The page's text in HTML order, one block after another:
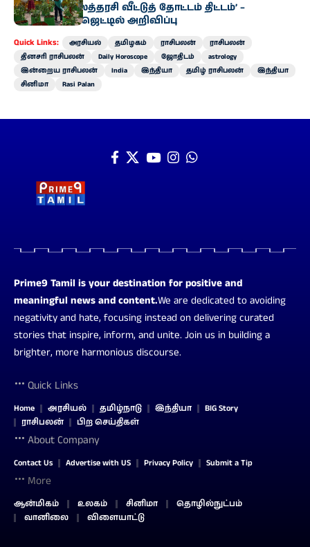
‘வெற்றி இல்லத்தரசி வீட்டுத் தோட்டம் திட்டம்’ –
வேளாண் பட்ஜெட்டில் அறிவிப்பு
Quick Links: அரசியல் தமிழகம் ராசிபலன்
ராசிபலன்
தினசரி ராசிபலன்
Daily Horoscope ஜோதிடம்
astrology
இன்றைய ராசிபலன்
India இந்தியா தமிழ் ராசிபலன்
இந்தியா
சினிமா
Rasi Palan
Prime9 Tamil is your destination for positive and
meaningful news and content.We are dedicated to avoiding
negativity and hate, focusing instead on delivering curated
stories that inspire, inform, and unite. Join us in building a
brighter, more harmonious discourse.
Quick Links
Home அரசியல் தமிழ்நாடு இந்தியா
BIG Story
ராசிபலன்
பிற செய்திகள்
About Company
Contact Us Advertise with US Privacy Policy Submit a Tip
More
ஆன்மிகம் உலகம் சினிமா
தொழில்நுட்பம்
வானிலை
விளையாட்டு